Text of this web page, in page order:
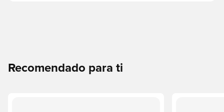
Recomendado para ti